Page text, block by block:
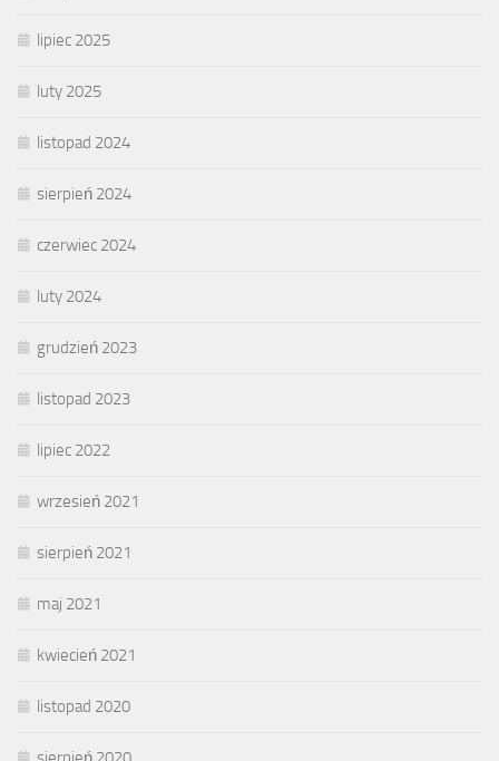
lipiec 2025
luty 2025
listopad 2024
sierpień 2024
czerwiec 2024
luty 2024
grudzień 2023
listopad 2023
lipiec 2022
wrzesień 2021
sierpień 2021
maj 2021
kwiecień 2021
listopad 2020